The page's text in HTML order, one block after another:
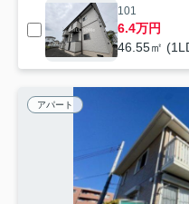
101
6.4万円
46.55㎡
アパート